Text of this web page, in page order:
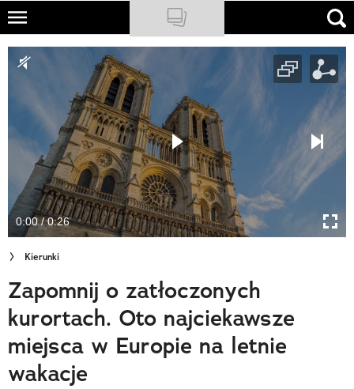
Skip
main
NATIONAL GEOGRAPHIC
PODCASTY
Sklep
Newsletter
Cuda Polski
Wielki Konkurs Fotograficzny
Trendbook Podróżniczy
Polecane
0:00 / 0:26
Kierunki
Zapomnij o zatłoczonych
kurortach. Oto najciekawsze
miejsca w Europie na letnie
wakacje